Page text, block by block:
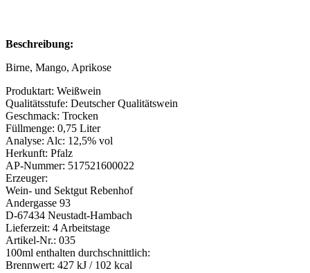
Beschreibung:
Birne, Mango, Aprikose
Produktart: Weißwein
Qualitätsstufe: Deutscher Qualitätswein
Geschmack: Trocken
Füllmenge: 0,75 Liter
Analyse: Alc: 12,5% vol
Herkunft: Pfalz
AP-Nummer: 517521600022
Erzeuger:
Wein- und Sektgut Rebenhof
Andergasse 93
D-67434 Neustadt-Hambach
Lieferzeit: 4 Arbeitstage
Artikel-Nr.: 035
100ml enthalten durchschnittlich:
Brennwert: 427 kJ / 102 kcal